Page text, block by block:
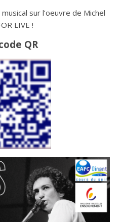
sur l’oeuvre de Michel
LIVE !
QR